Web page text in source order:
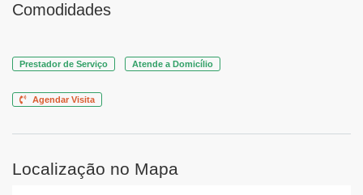
Comodidades
Prestador de Serviço Atende a Domicílio
Agendar Visita
Localização no Mapa